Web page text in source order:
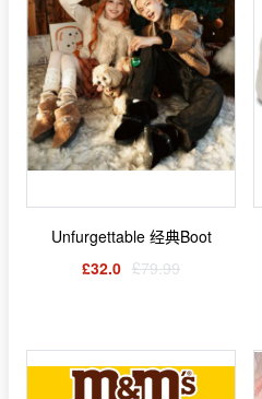
Unfurgettable 经典Boot
£32.0 £79.99